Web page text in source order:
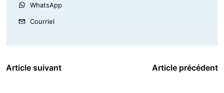
WhatsApp
Courriel
Article suivant Article précédent